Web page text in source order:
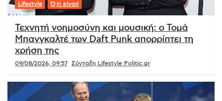
Lifestyle Ό,τι είναι!
Τεχνητή νοημοσύνη και μουσική: ο Τομά
Μπανγκαλτέ των Daft Punk απορρίπτει τη
χρήση της
09/08/2026, 09:57 Σύνταξη Lifestyle Politic.gr